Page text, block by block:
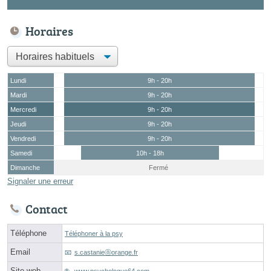
Horaires
Lundi
9h - 20h
Mardi
9h - 20h
Mercredi
9h - 20h
Jeudi
9h - 20h
Vendredi
9h - 20h
Samedi
10h - 18h
Dimanche
Fermé
Signaler une erreur
Contact
Téléphone Téléphoner à la psy
Email s.castanieⓐorange.fr